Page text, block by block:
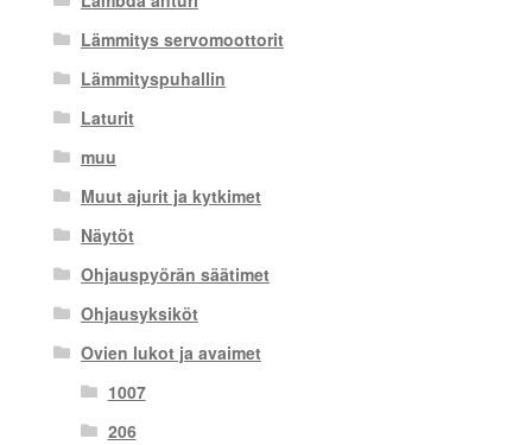
Lämmitys servomoottorit
Lämmityspuhallin
Laturit
muu
Muut ajurit ja kytkimet
Näytöt
Ohjauspyörän säätimet
Ohjausyksiköt
Ovien lukot ja avaimet
1007
206